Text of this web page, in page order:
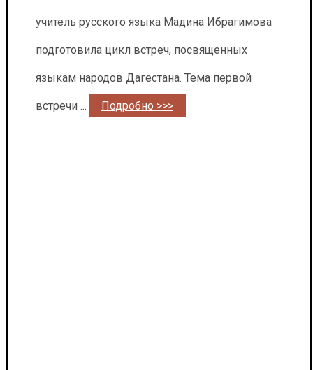
учитель русского языка Мадина Ибрагимова
подготовила цикл встреч, посвященных
языкам народов Дагестана. Тема первой
встречи ... Подробно >>>